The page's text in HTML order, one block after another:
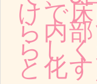
けで
ら内
らし
と化